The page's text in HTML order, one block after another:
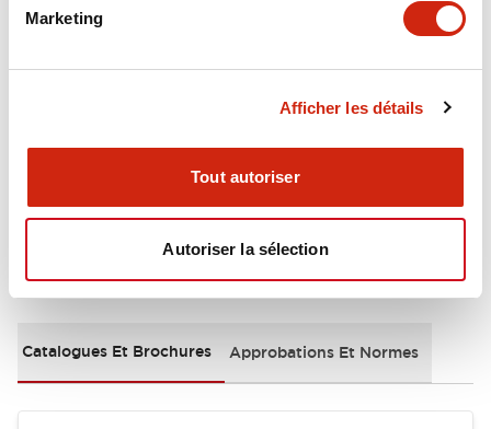
Marketing
Afficher les détails
Tout autoriser
Autoriser la sélection
Functional Specifications
Mounting and Installation Specifications
Documents et fichiers
Catalogues Et Brochures Approbations Et Normes